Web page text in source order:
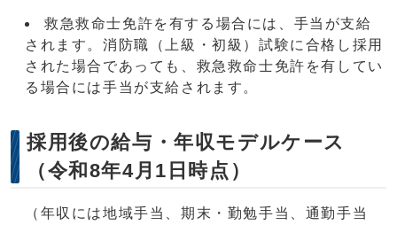
救急救命士免許を有する場合には、手当が支給
されます。消防職（上級・初級）試験に合格し採用
された場合であっても、救急救命士免許を有してい
る場合には手当が支給されます。
採用後の給与・年収モデルケース
（令和8年4月1日時点）
（年収には地域手当、期末・勤勉手当、通勤手当